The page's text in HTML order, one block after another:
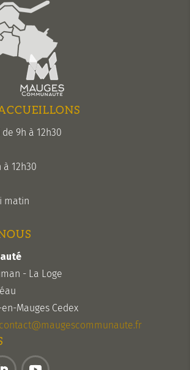
de 9h à 12h30
à 12h30
matin
- La Loge
Mauges Cedex
contact@maugescommunaute.fr